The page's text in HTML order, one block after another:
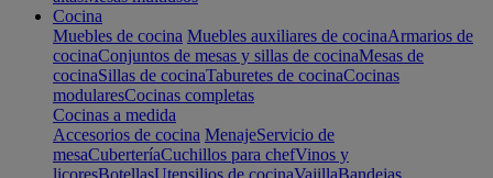
Cocina
Muebles de cocina Muebles auxiliares de cocinaArmarios de
cocinaConjuntos de mesas y sillas de cocinaMesas de
cocinaSillas de cocinaTaburetes de cocinaCocinas
modularesCocinas completas
Cocinas a medida
Accesorios de cocina MenajeServicio de
mesaCuberteríaCuchillos para chefVinos y
licoresBotellasUtensilios de cocinaVajillaBandejas